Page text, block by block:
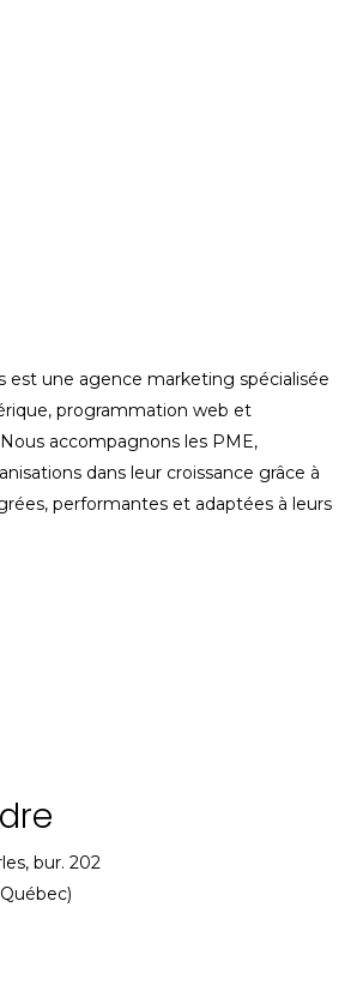
est une agence marketing spécialisée
programmation web et
accompagnons les PME,
dans leur croissance grâce à
performantes et adaptées à leurs
bur. 202